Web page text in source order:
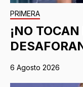
PRIMERA
¡NO
6 Agosto 2026